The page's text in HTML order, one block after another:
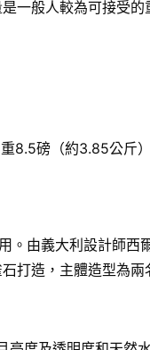
一般人較為可接受的
8.5磅（約3.85公斤
由義大利設計師西
打造，主體造型為